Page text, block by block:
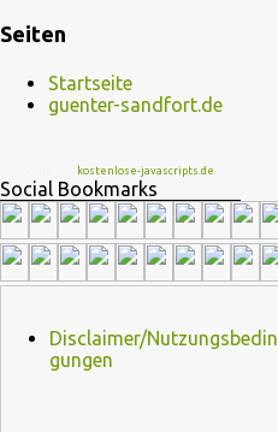
Seiten
Startseite
guenter-sandfort.de
kostenlose-javascripts.de
Social Bookmarks
Disclaimer/Nutzungsbedin
gungen